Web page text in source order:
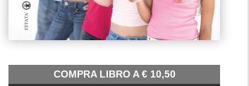
COMPRA LIBRO A€10,50